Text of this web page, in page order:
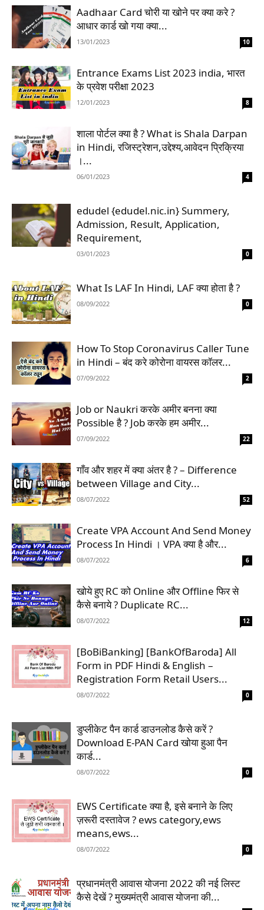
Aadhaar Card चोरी या खोने पर क्या करे ?
आधार कार्ड खो गया क्या...
13/01/2023 10
Entrance Exams List 2023 india, भारत
के प्रवेश परीक्षा 2023
12/01/2023 8
शाला पोर्टल क्या है ? What is Shala Darpan
in Hindi, रजिस्ट्रेशन,उद्देश्य,आवेदन प्रिक्रिया
।...
06/01/2023 4
edudel {edudel.nic.in} Summery,
Admission, Result, Application,
Requirement,
03/01/2023 0
What Is LAF In Hindi, LAF क्या होता है ?
08/09/2022 0
How To Stop Coronavirus Caller Tune
in Hindi – बंद करे कोरोना वायरस कॉलर...
07/09/2022 2
Job or Naukri करके अमीर बनना क्या
Possible है ? Job करके हम अमीर...
07/09/2022 22
गाँव और शहर में क्या अंतर है ? – Difference
between Village and City...
08/07/2022 52
Create VPA Account And Send Money
Process In Hindi । VPA क्‍या है और...
08/07/2022 6
खोये हुए RC को Online और Offline फिर से
कैसे बनाये ? Duplicate RC...
08/07/2022 12
[BoBiBanking] [BankOfBaroda] All
Form in PDF Hindi & English –
Registration Form Retail Users...
08/07/2022 0
डुप्लीकेट पैन कार्ड डाउनलोड कैसे करें ?
Download E-PAN Card खोया हुआ पैन
कार्ड...
08/07/2022 0
EWS Certificate क्या है, इसे बनाने के लिए
ज़रूरी दस्तावेज ? ews category,ews
means,ews...
08/07/2022 0
प्रधानमंत्री आवास योजना 2022 की नई लिस्ट
कैसे देखें ? मुख्यमंत्री आवास योजना की...